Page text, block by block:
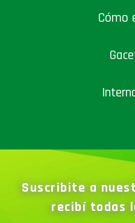
Cómo
Suscribite a
recibí todas